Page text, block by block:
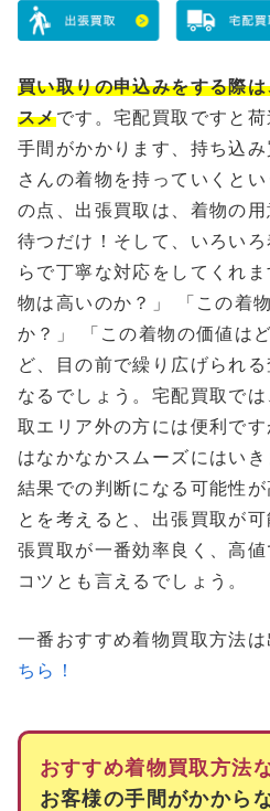
買い取りの申込みをする際
スメです。宅配買取ですと
手間がかかります、持ち込み
さんの着物を持っていくと
の点、出張買取は、着物の
待つだけ！そして、いろい
らで丁寧な対応をしてくれ
物は高いのか？」 「この着
か？」 「この着物の価値は
ど、目の前で繰り広げられ
なるでしょう。宅配買取で
取エリア外の方には便利で
はなかなかスムーズにはい
結果での判断になる可能性
とを考えると、出張買取が
張買取が一番効率良く、高
コツとも言えるでしょう。
一番おすすめ着物買取方法
ちら！
おすすめ着物買取方法
お客様の手間がかから